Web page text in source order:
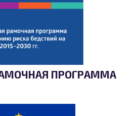
ПРОГРАММА